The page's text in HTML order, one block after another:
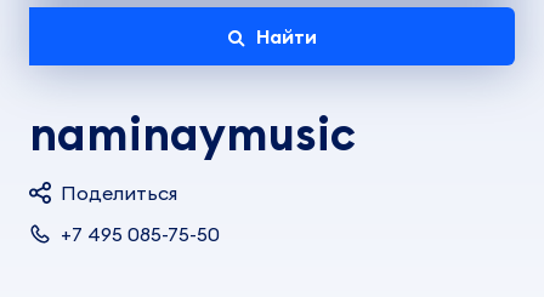
Найти
naminaymusic
Поделиться
+7 495 085-75-50